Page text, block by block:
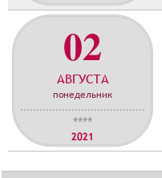
02
АВГУСТА
понедельник
****
2021